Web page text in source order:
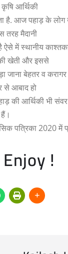
आर्थिकी
है. आज पहाड़ के लोग
तरह मैदानी
में स्थानीय
खेती और इससे
जाना बेहतर व करागर
से आबाद हो
की आर्थिकी भी
पत्रिका 2020
!